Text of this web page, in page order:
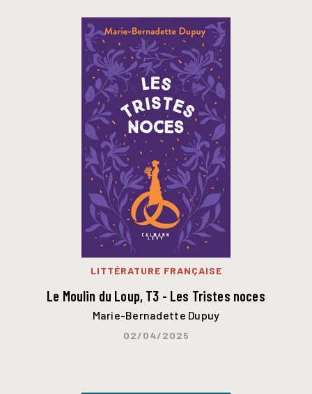
LITTÉRATURE FRANÇAISE
Le Moulin du Loup, T3 - Les Tristes noces
Marie-Bernadette Dupuy
02/04/2025